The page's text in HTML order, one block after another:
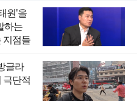
원'을
하는
지점들
글라
극단적